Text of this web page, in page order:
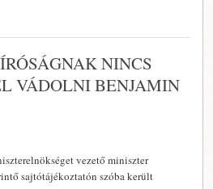
NINCS
VÁDOLNI BENJAMIN
vezető miniszter
sajtótájékoztatón szóba került